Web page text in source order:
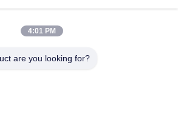
Licheng District город Цзинань,
4:01 PM
are you looking for?